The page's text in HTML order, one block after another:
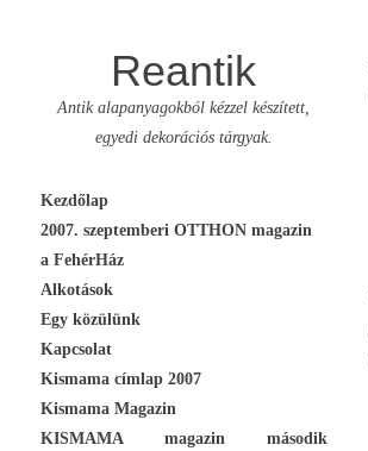
Reantik
Antik alapanyagokból kézzel készített,
egyedi dekorációs tárgyak.
Skip
to
content
Kezdőlap
2007. szeptemberi OTTHON magazin
a FehérHáz
Alkotások
Egy közülünk
Kapcsolat
Kismama címlap 2007
Kismama Magazin
KISMAMA magazin második